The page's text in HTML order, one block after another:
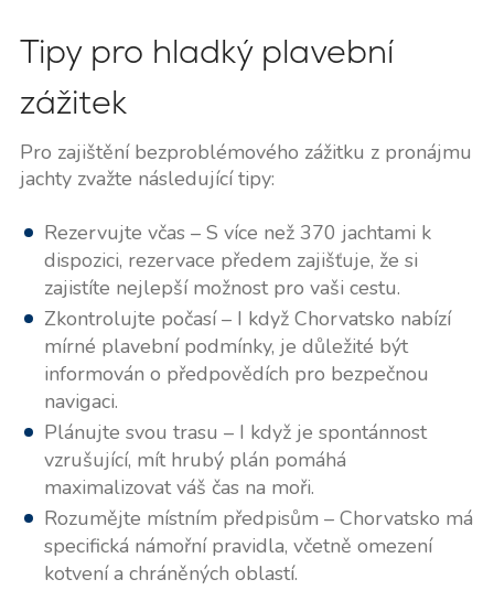
Tipy pro hladký plavební
zážitek
Pro zajištění bezproblémového zážitku z pronájmu
jachty zvažte následující tipy:
Rezervujte včas – S více než 370 jachtami k
dispozici, rezervace předem zajišťuje, že si
zajistíte nejlepší možnost pro vaši cestu.
Zkontrolujte počasí – I když Chorvatsko nabízí
mírné plavební podmínky, je důležité být
informován o předpovědích pro bezpečnou
navigaci.
Plánujte svou trasu – I když je spontánnost
vzrušující, mít hrubý plán pomáhá
maximalizovat váš čas na moři.
Rozumějte místním předpisům – Chorvatsko má
specifická námořní pravidla, včetně omezení
kotvení a chráněných oblastí.